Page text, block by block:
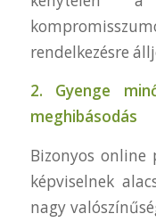
rendelkezésre
2. Gyenge
meghibásodás
Bizonyos online
képviselnek
nagy